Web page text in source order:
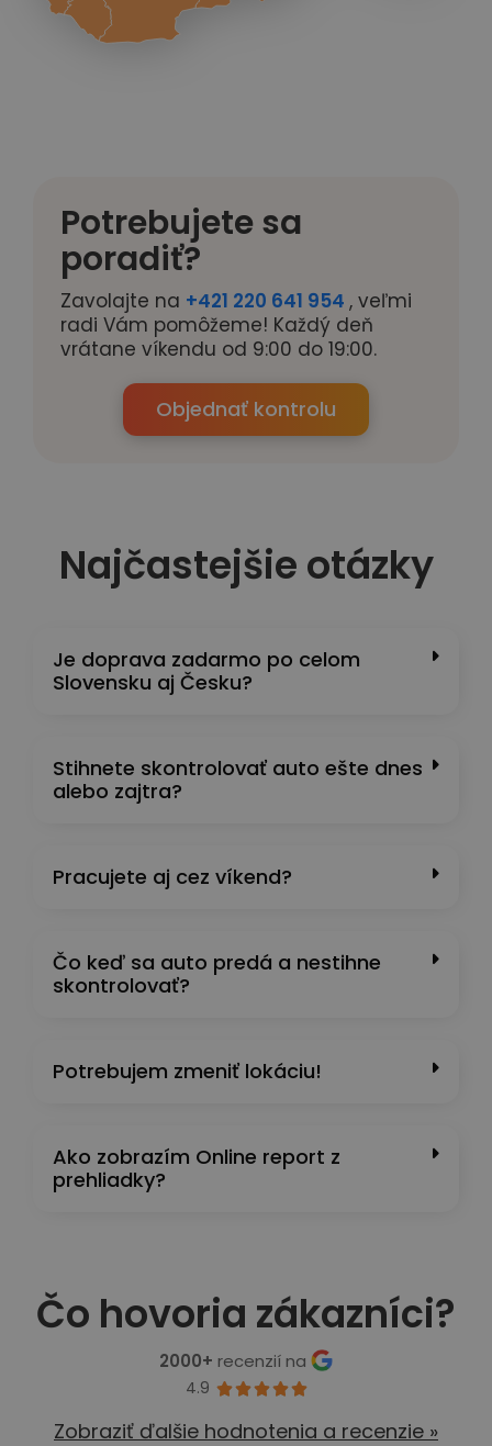
Potrebujete sa
poradiť?
Zavolajte na +421 220 641 954 , veľmi
radi Vám pomôžeme! Každý deň
vrátane víkendu od 9:00 do 19:00.
Objednať kontrolu
Najčastejšie otázky
Je doprava zadarmo po celom
Slovensku aj Česku?
Stihnete skontrolovať auto ešte dnes
alebo zajtra?
Pracujete aj cez víkend?
Čo keď sa auto predá a nestihne
skontrolovať?
Potrebujem zmeniť lokáciu!
Ako zobrazím Online report z
prehliadky?
Čo hovoria zákazníci?
2000+ recenzií na
4.9 
Zobraziť ďalšie hodnotenia a recenzie »